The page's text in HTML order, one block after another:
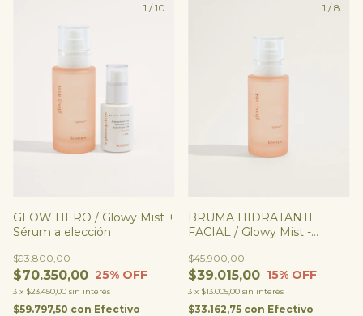
1 /10
GLOW HERO / Glowy Mist +
Sérum a elección
$70.350,00
$93.800,00
25% OFF
3 x $23.450,00 sin interés
$59.797,50 con Efectivo
1 /8
BRUMA HIDRATANTE
FACIAL / Glowy Mist -
Pantenol
$39.015,00
$45.900,00
15% OFF
3 x $13.005,00 sin interés
$33.162,75 con Efectivo